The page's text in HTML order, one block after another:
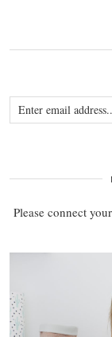
Please connect